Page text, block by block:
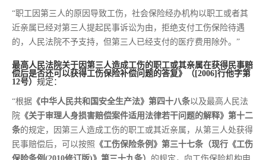
“职工因第三人的原因导致工伤，社会保险经办机构以职工或者其
近亲属已经对第三人提起民事诉讼为由，拒绝支付工伤保险待遇
的，人民法院不予支持，但第三人已经支付的医疗费用除外。”
最高人民法院关于因第三人造成工伤的职工或其亲属在获得民事赔
偿后是否还可以获得工伤保险补偿问题的答复》（[2006]行他字第
12号） 规定：
“根据 《中华人民共和国安全生产法》第四十八条以及最高人民法
院 《关于审理人身损害赔偿案件适用法律若干问题的解释》第十二
条的规定，因第三人造成工伤的职工或其近亲属，从第三人处获得
民事赔偿后，可以按照 《工伤保险条例》第三十七条（现行《工伤